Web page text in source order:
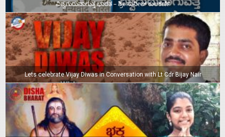
ವಿಶ್ವಗುರುವಾಗುತ್ತ ಭಾರತ – ಶ್ರೀ ಸುನೀಲ್‌ ಕುಲಕರ್ಣಿ
Lets celebrate Vijay Diwas in Conversation with Lt Cdr Bijay Nair